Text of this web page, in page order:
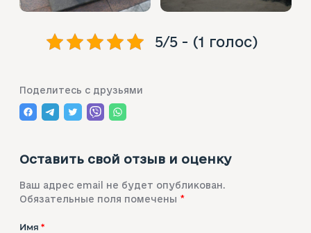
5/5 - (1 голос)
Поделитесь с друзьями
Оставить свой отзыв и оценку
Ваш адрес email не будет опубликован.
Обязательные поля помечены *
Имя *